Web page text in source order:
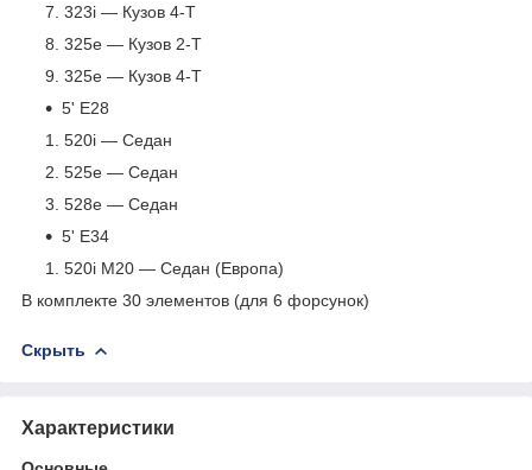
323i — Кузов 4-T
325e — Кузов 2-T
325e — Кузов 4-T
5' E28
520i — Седан
525e — Седан
528e — Седан
5' E34
520i M20 — Седан (Европа)
В комплекте 30 элементов (для 6 форсунок)
Скрыть
Характеристики